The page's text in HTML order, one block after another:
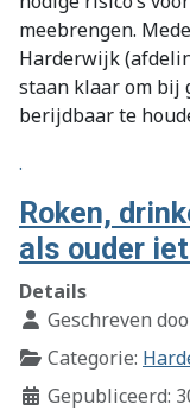
meebrengen.
Harderwijk
staan klaar om bij
berijdbaar te
.
Roken,
als ouder
Details
Geschreven
Categorie:
Gepubliceerd: